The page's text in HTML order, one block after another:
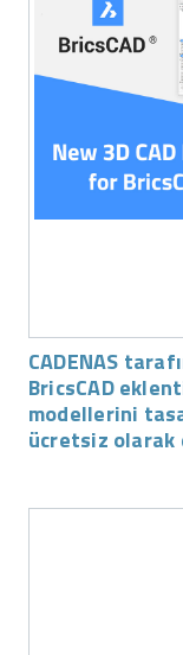
CADENAS
BricsCAD
modellerini
ücretsiz olarak